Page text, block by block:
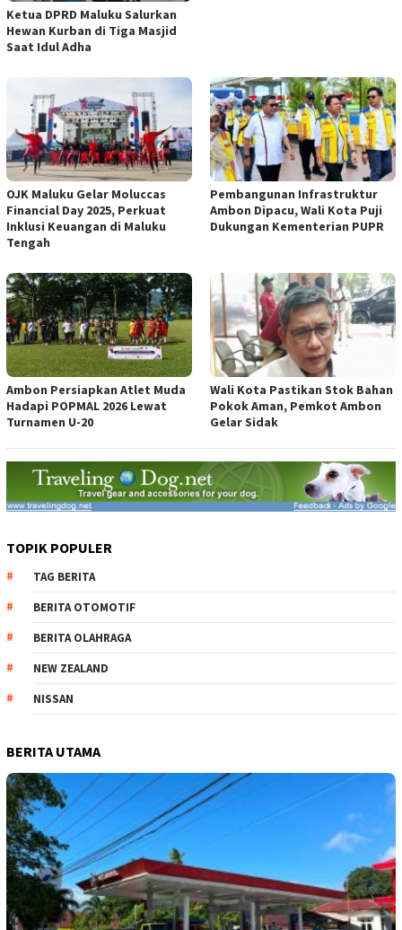
Ketua DPRD Maluku Salurkan
Hewan Kurban di Tiga Masjid
Saat Idul Adha
OJK Maluku Gelar Moluccas
Financial Day 2025, Perkuat
Inklusi Keuangan di Maluku
Tengah
Pembangunan Infrastruktur
Ambon Dipacu, Wali Kota Puji
Dukungan Kementerian PUPR
Ambon Persiapkan Atlet Muda
Hadapi POPMAL 2026 Lewat
Turnamen U-20
Wali Kota Pastikan Stok Bahan
Pokok Aman, Pemkot Ambon
Gelar Sidak
TOPIK POPULER
TAG BERITA
BERITA OTOMOTIF
BERITA OLAHRAGA
NEW ZEALAND
NISSAN
BERITA UTAMA